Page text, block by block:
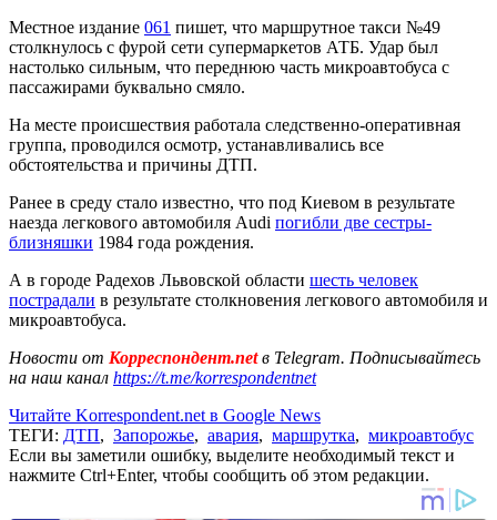
Местное издание 061 пишет, что маршрутное такси №49
столкнулось с фурой сети супермаркетов АТБ. Удар был
настолько сильным, что переднюю часть микроавтобуса с
пассажирами буквально смяло.
На месте происшествия работала следственно-оперативная
группа, проводился осмотр, устанавливались все
обстоятельства и причины ДТП.
Ранее в среду стало известно, что под Киевом в результате
наезда легкового автомобиля Audi погибли две сестры-
близняшки 1984 года рождения.
А в городе Радехов Львовской области шесть человек
пострадали в результате столкновения легкового автомобиля и
микроавтобуса.
Новости от Корреспондент.netв Telegram. Подписывайтесь
на наш канал https://t.me/korrespondentnet
Читайте Korrespondent.net в Google News
ТЕГИ: ДТП, Запорожье, авария, маршрутка, микроавтобус
Если вы заметили ошибку, выделите необходимый текст и
нажмите Ctrl+Enter, чтобы сообщить об этом редакции.